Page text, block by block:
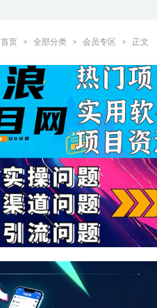
首页 全部分类 会员专区 正文